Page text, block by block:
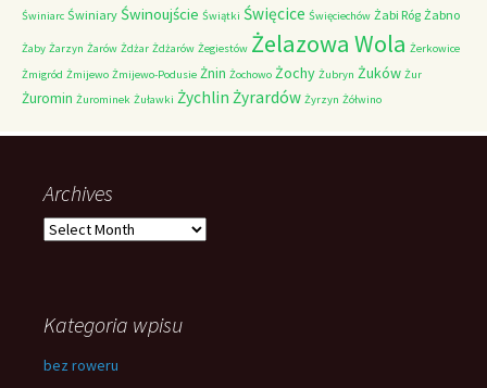
Świniarc Świniary Świnoujście Świątki Święcice Święciechów Żabi Róg Żabno
Żaby Żarzyn Żarów Żdżar Żdżarów Żegiestów Żelazowa Wola Żerkowice
Żmigród Żmijewo Żmijewo-Podusie Żnin Żochowo Żochy Żubryn Żuków Żur
Żuromin Żurominek Żuławki Żychlin Żyrardów Żyrzyn Żółwino
Archives
Archives
Kategoria wpisu
bez roweru